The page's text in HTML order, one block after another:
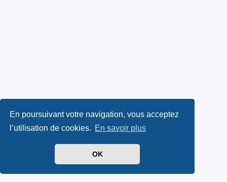
En poursuivant votre navigation, vous acceptez
l’utilisation de cookies. En savoir plus
OK